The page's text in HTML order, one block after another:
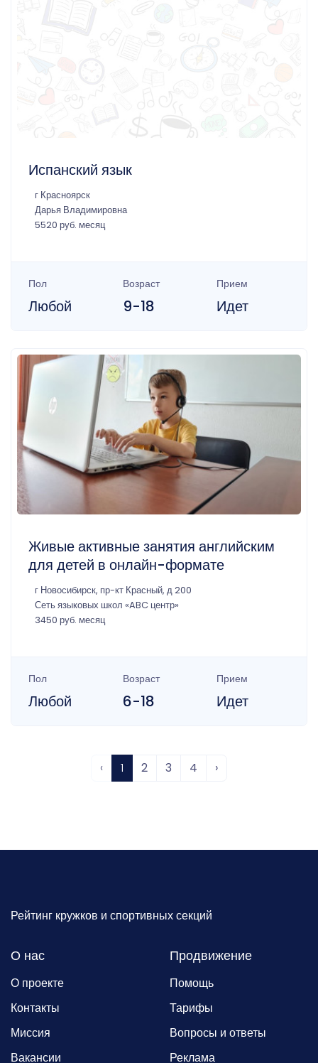
Испанский язык
г Красноярск
Дарья Владимировна
5520 руб. месяц
Пол
Любой
Возраст
9-18
Прием
Идет
Живые активные занятия английским
для детей в онлайн-формате
г Новосибирск, пр-кт Красный, д 200
Сеть языковых школ «ABC центр»‎
3450 руб. месяц
Пол
Любой
Возраст
6-18
Прием
Идет
‹ 1 2 3 4 ›
Рейтинг кружков и спортивных секций
О нас
О проекте
Контакты
Миссия
Вакансии
Продвижение
Помощь
Тарифы
Вопросы и ответы
Реклама